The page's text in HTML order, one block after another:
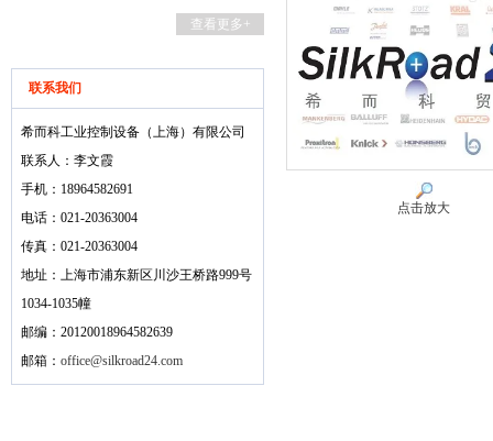
查看更多+
联系我们
希而科工业控制设备（上海）有限公司
联系人：李文霞
手机：18964582691
电话：021-20363004
传真：021-20363004
地址：上海市浦东新区川沙王桥路999号
1034-1035幢
邮编：20120018964582639
邮箱： office@silkroad24.com
点击放大